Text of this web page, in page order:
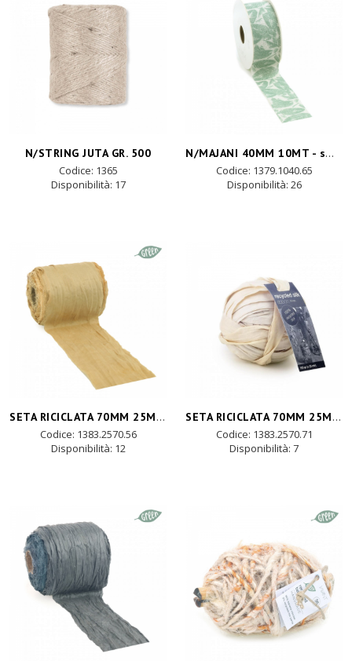
N/STRING JUTA GR. 500
Codice: 1365
Disponibilità: 17
N/MAJANI 40MM 10MT - smeraldo
Codice: 1379.1040.65
Disponibilità: 26
SETA RICICLATA 70MM 25MT - ocra
Codice: 1383.2570.56
Disponibilità: 12
SETA RICICLATA 70MM 25MT - cipria
Codice: 1383.2570.71
Disponibilità: 7